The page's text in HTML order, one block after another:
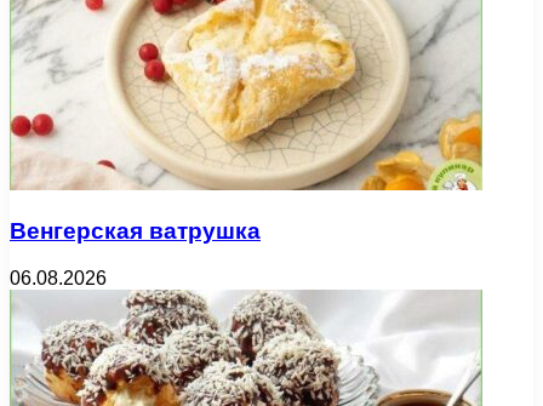
Венгерская ватрушка
06.08.2026